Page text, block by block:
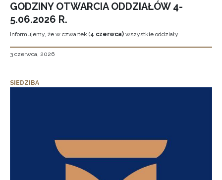
GODZINY OTWARCIA ODDZIAŁÓW 4-
5.06.2026 R.
Informujemy, że w czwartek (4 czerwca) wszystkie oddziały
3 czerwca, 2026
SIEDZIBA